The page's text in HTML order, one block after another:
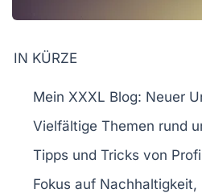
IN KÜRZE
Mein XXXL Blog: Neuer
Vielfältige Themen rund
Tipps und Tricks von
Fokus auf Nachhaltigkeit,